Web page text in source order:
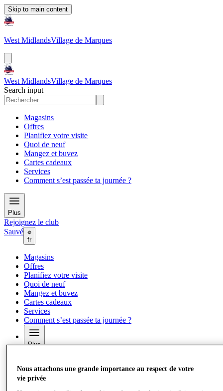
Skip to main content
West MidlandsVillage de Marques
West MidlandsVillage de Marques
Search input
Magasins
Offres
Planifiez votre visite
Quoi de neuf
Mangez et buvez
Cartes cadeaux
Services
Comment s’est passée ta journée ?
Plus
Rejoignez le club
Sauvé
fr
Magasins
Offres
Planifiez votre visite
Quoi de neuf
Mangez et buvez
Cartes cadeaux
Services
Comment s’est passée ta journée ?
Plus
Nous attachons une grande importance au respect de votre
vie privée